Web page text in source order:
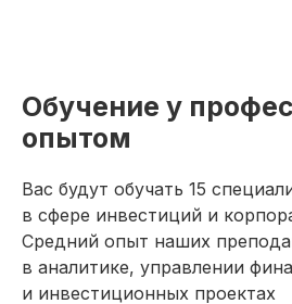
Обучение у
опытом
Вас будут обучать 15
в сфере инвестиций и
Средний опыт наших
в аналитике, управлении
и инвестиционных проектах